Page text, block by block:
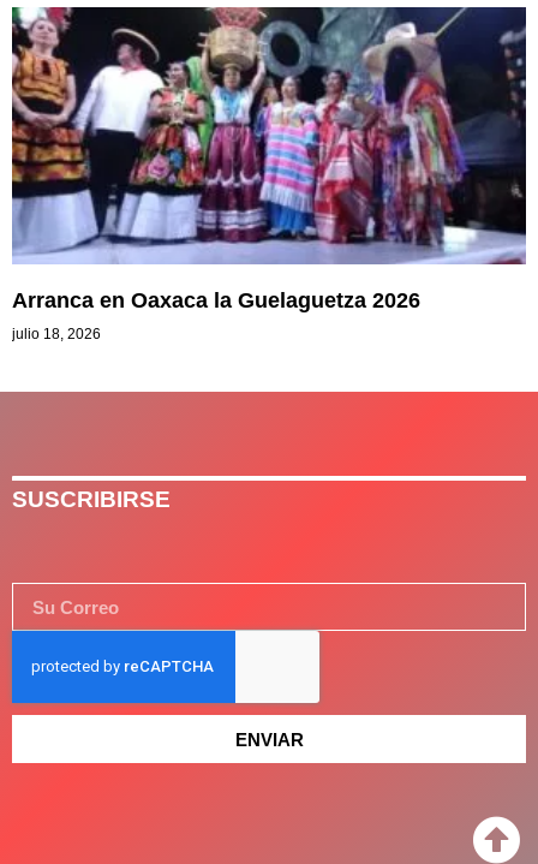
Arranca en Oaxaca la Guelaguetza 2026
julio 18, 2026
SUSCRIBIRSE
ENVIAR